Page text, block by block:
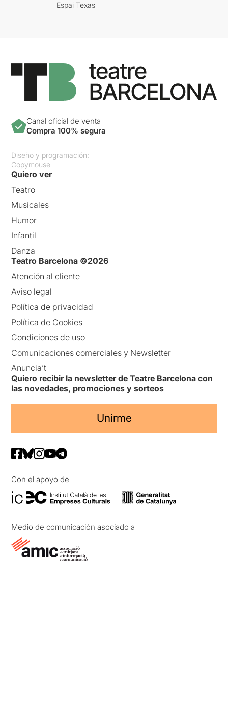
Espai Texas
Canal oficial de venta
Compra 100% segura
Diseño y programación:
Copymouse
Quiero ver
Teatro
Musicales
Humor
Infantil
Danza
Teatro Barcelona ©2026
Atención al cliente
Aviso legal
Política de privacidad
Política de Cookies
Condiciones de uso
Comunicaciones comerciales y Newsletter
Anuncia’t
Quiero recibir la newsletter de Teatre Barcelona con
las novedades, promociones y sorteos
Unirme
Con el apoyo de
Medio de comunicación asociado a